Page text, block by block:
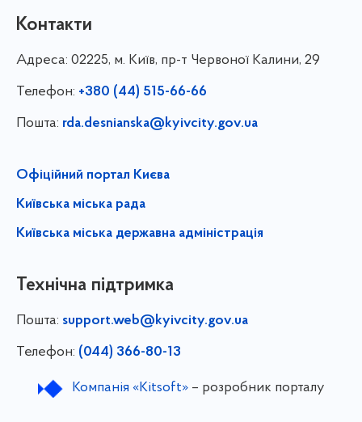
Контакти
Адреса: 02225, м. Київ, пр-т Червоної Калини, 29
Телефон: +380 (44) 515-66-66
Пошта: rda.desnianska@kyivcity.gov.ua
Офіційний портал Києва
Київська міська рада
Київська міська державна адміністрація
Технічна підтримка
Пошта: support.web@kyivcity.gov.ua
Телефон: (044) 366-80-13
Компанія «Kitsoft»– розробник порталу